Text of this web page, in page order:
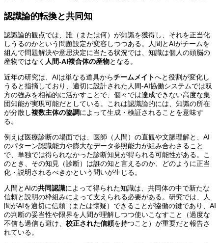
認識論的転換と共同知
認識論的観点では、誰（または何）が知識を獲得し、それを正当化
しうるのかという問題設定が変容しつつある。人間とAIがチームを
組んで問題解決や意思決定に当たる状況では、知識は個人の頭脳の
産物ではなく 人間-AI複合体の産物となる。
近年の研究は、AIは単なる道具からチームメイトへと役割が変化し
うると指摘しており、適切に設計された人間-AI協働システムでは双
方の強みを相補的に活かすことで、個々では達成できない高度な集
団知能が実現可能だとしている。これは認識論的には、知識の所在
が分散し複数主体の協調によって生成・検証されることを意味す
る。
例えば医療診断の場面では、医師（人間）の直観や文脈理解と、AI
のパターン認識能力や膨大なデータ参照能力が組み合わさること
で、単独では得られなかった診断知見が得られる可能性がある。こ
のとき、その知見（診断）は誰の知と言えるのか、どのように正当
化・説明されるべきかという問いが生じる。
人間とAIの共同認識によって得られた知識は、共同体の中で新たな
信頼と説明の枠組みによって支えられる必要がある。研究では、人
間がAIを適切に信頼（または懐疑）できることが協働の鍵であり、AI
の判断の妥当性や限界を人間が理解しつつ使いこなすこと（過度な
不信も過信も避け、 校正された信頼を持つこと）が重要だと報告さ
れている。